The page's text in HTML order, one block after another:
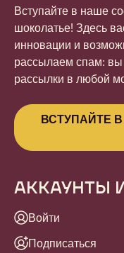
Вступайте в наше
шоколатье! Здесь
инновации и
рассылаем спам: вы
рассылки в любой
ВСТУПАЙТЕ
АККАУНТЫ
Войти
Подписаться